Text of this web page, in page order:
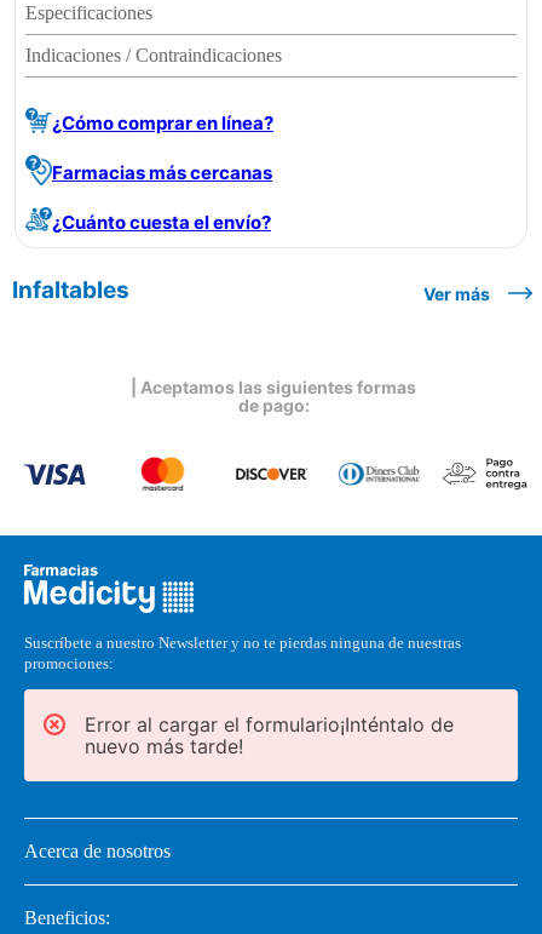
Especificaciones
Indicaciones / Contraindicaciones
¿Cómo comprar en línea?
Farmacias más cercanas
¿Cuánto cuesta el envío?
Infaltables Ver más
| Aceptamos las siguientes formas
de pago:
Suscríbete a nuestro Newsletter y no te pierdas ninguna de nuestras
promociones:
Error al cargar el formulario¡Inténtalo de
nuevo más tarde!
Acerca de nosotros
Beneficios: